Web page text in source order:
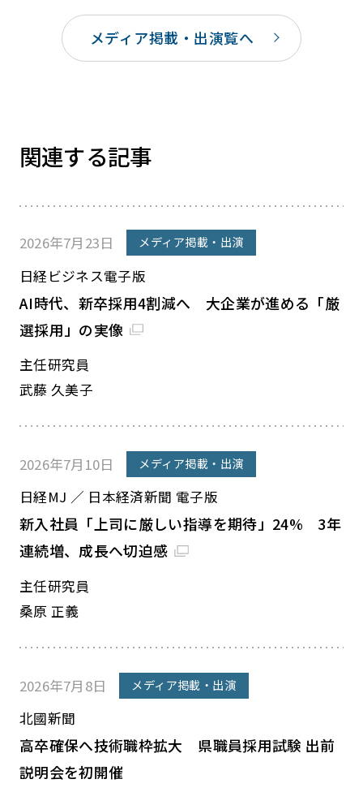
メディア掲載・出演覧へ
関連する記事
2026年7月23日 メディア掲載・出演
日経ビジネス電子版
AI時代、新卒採用4割減へ 大企業が進める「厳
選採用」の実像
主任研究員
武藤 久美子
2026年7月10日 メディア掲載・出演
日経MJ ／ 日本経済新聞 電子版
新入社員「上司に厳しい指導を期待」24% 3年
連続増、成長へ切迫感
主任研究員
桑原 正義
2026年7月8日 メディア掲載・出演
北國新聞
高卒確保へ技術職枠拡大 県職員採用試験 出前
説明会を初開催